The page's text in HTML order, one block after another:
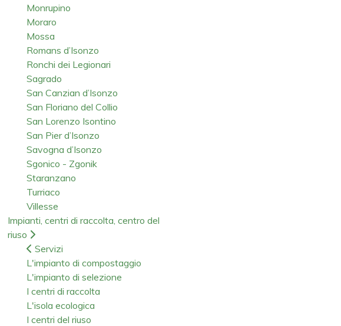
Monrupino
Moraro
Mossa
Romans d’Isonzo
Ronchi dei Legionari
Sagrado
San Canzian d’Isonzo
San Floriano del Collio
San Lorenzo Isontino
San Pier d’Isonzo
Savogna d’Isonzo
Sgonico - Zgonik
Staranzano
Turriaco
Villesse
Impianti, centri di raccolta, centro del
riuso
Servizi
L'impianto di compostaggio
L'impianto di selezione
I centri di raccolta
L'isola ecologica
I centri del riuso